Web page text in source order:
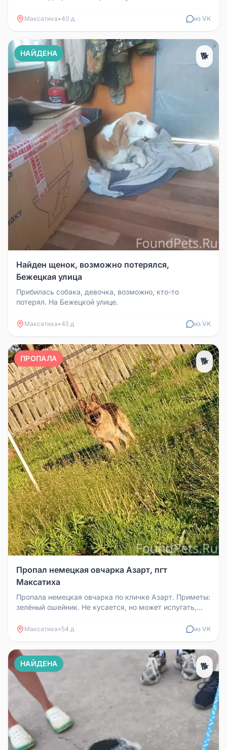
Максатиха•40 д из VK
НАЙДЕНА 🐕
Найден щенок, возможно потерялся,
Бежецкая улица
Прибилась собака, девочка, возможно, кто-то
потерял. На Бежецкой улице.
Максатиха•45 д из VK
ПРОПАЛА 🐕
Пропал немецкая овчарка Азарт, пгт
Максатиха
Пропала немецкая овчарка по кличке Азарт. Приметы:
зелёный ошейник. Не кусается, но может испугать,
Максатиха• 54 д из VK
НАЙДЕНА 🐕